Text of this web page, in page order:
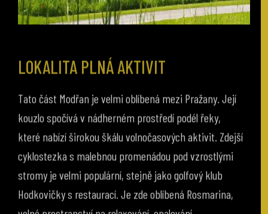
LOKALITA PLNÁ AKTIVIT
kouzlo spočívá v nádherném prostředí podél řeky,
které nabízí širokou škálu volnočasových aktivit. Zdejší
cyklostezka s malebnou promenádou pod vzrostlými
stromy je velmi populární, stejně jako golfový klub
Hodkovičky s restaurací. Je zde oblíbená Rosmarina,
volné prostranství na relaxování, opalování